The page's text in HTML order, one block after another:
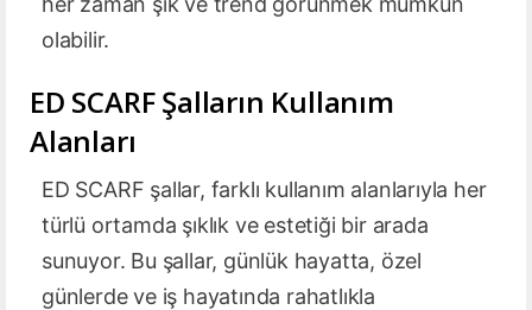
olabilir.
ED SCARF Şalların Kullanım
Alanları
ED SCARF şallar, farklı kullanım alanlarıyla her
türlü ortamda şıklık ve estetiği bir arada
sunuyor. Bu şallar, günlük hayatta, özel
günlerde ve iş hayatında rahatlıkla